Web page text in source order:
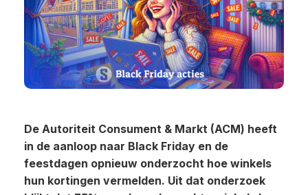
De Autoriteit Consument & Markt (ACM) heeft
in de aanloop naar Black Friday en de
feestdagen opnieuw onderzocht hoe winkels
hun kortingen vermelden. Uit dat onderzoek